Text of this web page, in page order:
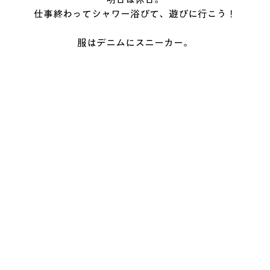
仕事終わってシャワー浴びて、遊びに行こう！
服はデニムにスニーカー。